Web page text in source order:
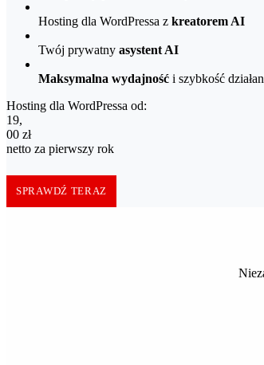
Hosting dla WordPressa z kreatorem AI
Twój prywatny asystent AI
Maksymalna wydajność i szybkość
Hosting dla WordPressa od:
19,00 zł netto za pierwszy rok
19,
00 zł
netto za pierwszy rok
SPRAWDŹ TERAZ